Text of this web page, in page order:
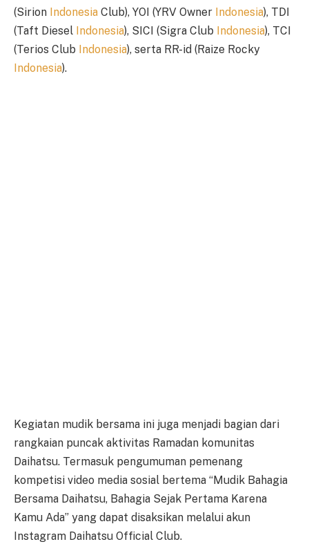
(Sirion Indonesia Club), YOI (YRV Owner Indonesia), TDI
(Taft Diesel Indonesia), SICI (Sigra Club Indonesia), TCI
(Terios Club Indonesia), serta RR-id (Raize Rocky
Indonesia).
Kegiatan mudik bersama ini juga menjadi bagian dari
rangkaian puncak aktivitas Ramadan komunitas
Daihatsu. Termasuk pengumuman pemenang
kompetisi video media sosial bertema “Mudik Bahagia
Bersama Daihatsu, Bahagia Sejak Pertama Karena
Kamu Ada” yang dapat disaksikan melalui akun
Instagram Daihatsu Official Club.